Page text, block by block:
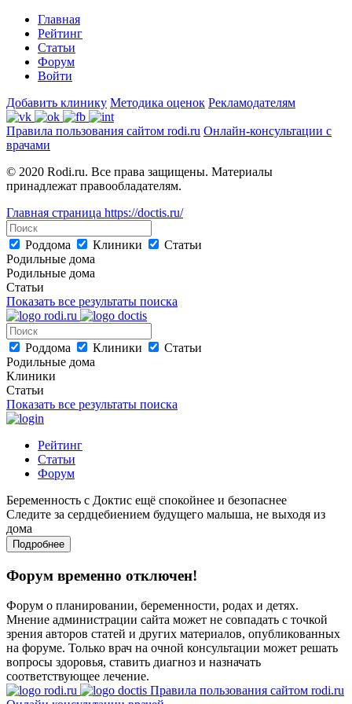
Главная
Рейтинг
Статьи
Форум
Войти
Добавить клинику Методика оценок Рекламодателям
Правила пользования сайтом rodi.ru Онлайн-консультации с
врачами
© 2020 Rodi.ru. Все права защищены. Материалы
принадлежат правообладателям.
Главная страница https://doctis.ru/
Роддома Клиники
Статьи
Родильные дома
Родильные дома
Статьи
Показать все результаты поиска
Роддома Клиники
Статьи
Родильные дома
Клиники
Статьи
Показать все результаты поиска
Рейтинг
Статьи
Форум
Беременность с Доктис ещё спокойнее и безопаснее
Следите за сердцебиением будущего малыша, не выходя из
дома
Подробнее
Форум временно отключен!
Форум о планировании, беременности, родах и детях.
Мнение администрации сайта может не совпадать с точкой
зрения авторов статей и других материалов, опубликованных
на форуме. Только врач на очной консультации может решать
вопросы здоровья, ставить диагноз и назначать
соответствующее лечение.
Правила пользования сайтом rodi.ru